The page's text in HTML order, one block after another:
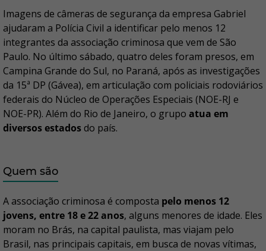
Imagens de câmeras de segurança da empresa Gabriel
ajudaram a Polícia Civil a identificar pelo menos 12
integrantes da associação criminosa que vem de São
Paulo. No último sábado, quatro deles foram presos, em
Campina Grande do Sul, no Paraná, após as investigações
da 15ª DP (Gávea), em articulação com policiais rodoviários
federais do Núcleo de Operações Especiais (NOE-RJ e
NOE-PR). Além do Rio de Janeiro, o grupo atua em
diversos estadosdo país.
Quem são
A associação criminosa é composta pelo menos 12
jovens, entre 18 e 22 anos, alguns menores de idade. Eles
moram no Brás, na capital paulista, mas viajam pelo
Brasil, nas principais capitais, em busca de novas vítimas,